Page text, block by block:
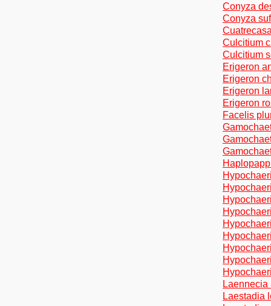
Conyza
Conyza
Culcitium
Culcitium
Erigeron
Erigeron
Erigeron
Erigeron
Facelis
Laennecia
Laestadia